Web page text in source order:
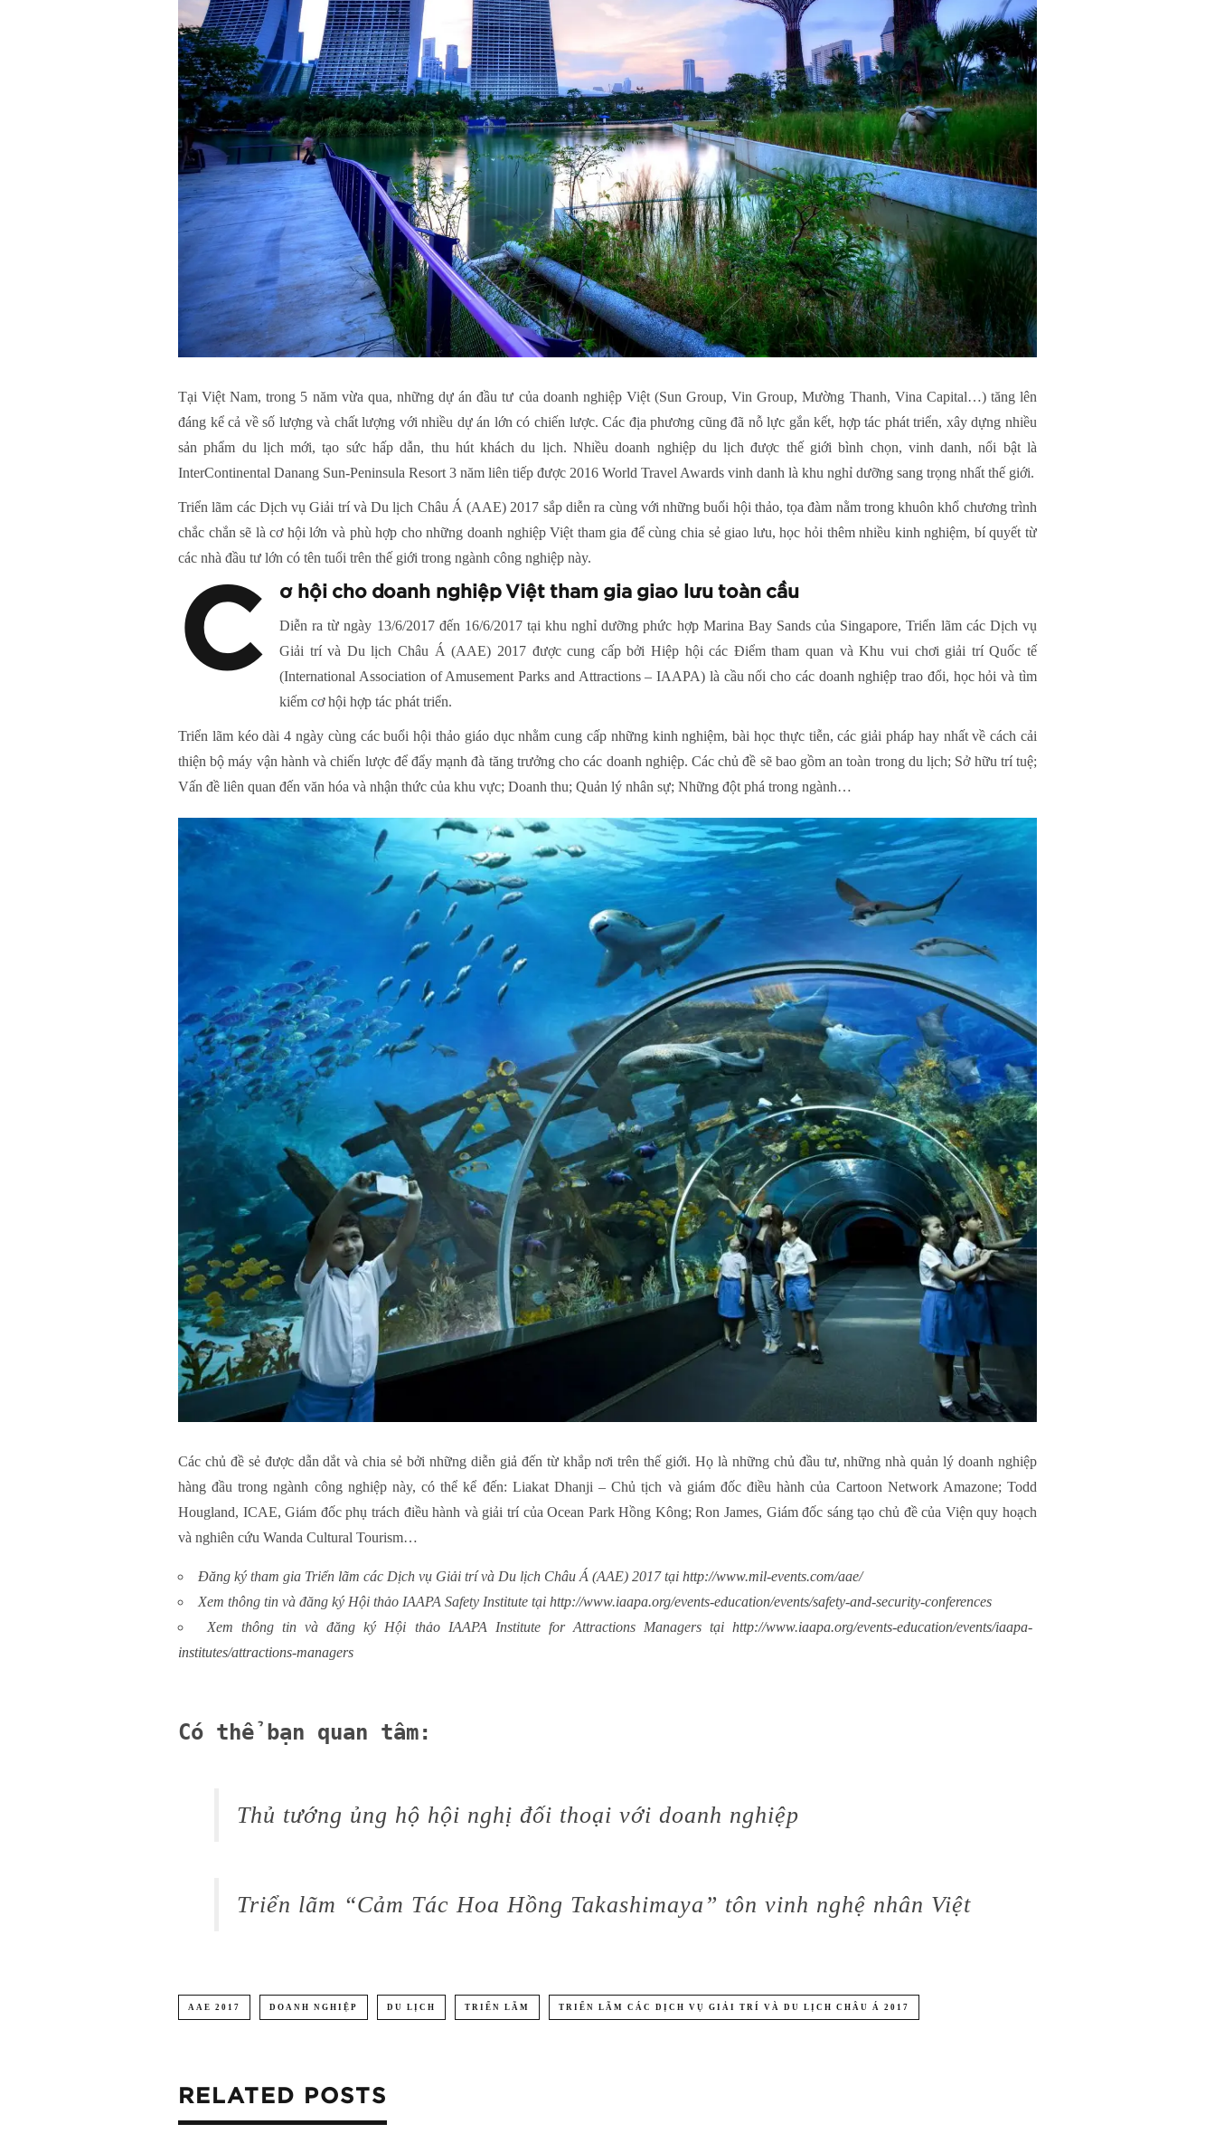
Tại Việt Nam, trong 5 năm vừa qua, những dự án đầu tư của doanh nghiệp Việt (Sun Group, Vin Group, Mường Thanh, Vina Capital…) tăng lên
đáng kể cả về số lượng và chất lượng với nhiều dự án lớn có chiến lược. Các địa phương cũng đã nỗ lực gắn kết, hợp tác phát triển, xây dựng nhiều
sản phẩm du lịch mới, tạo sức hấp dẫn, thu hút khách du lịch. Nhiều doanh nghiệp du lịch được thế giới bình chọn, vinh danh, nổi bật là
InterContinental Danang Sun-Peninsula Resort 3 năm liên tiếp được 2016 World Travel Awards vinh danh là khu nghỉ dưỡng sang trọng nhất thế giới.
Triển lãm các Dịch vụ Giải trí và Du lịch Châu Á (AAE) 2017 sắp diễn ra cùng với những buổi hội thảo, tọa đàm nằm trong khuôn khổ chương trình
chắc chắn sẽ là cơ hội lớn và phù hợp cho những doanh nghiệp Việt tham gia để cùng chia sẻ giao lưu, học hỏi thêm nhiều kinh nghiệm, bí quyết từ
các nhà đầu tư lớn có tên tuổi trên thế giới trong ngành công nghiệp này.
C ơ hội cho doanh nghiệp Việt tham gia giao lưu toàn cầu
Diễn ra từ ngày 13/6/2017 đến 16/6/2017 tại khu nghỉ dưỡng phức hợp Marina Bay Sands của Singapore, Triển lãm các Dịch vụ
Giải trí và Du lịch Châu Á (AAE) 2017 được cung cấp bởi Hiệp hội các Điểm tham quan và Khu vui chơi giải trí Quốc tế
(International Association of Amusement Parks and Attractions – IAAPA) là cầu nối cho các doanh nghiệp trao đổi, học hỏi và tìm
kiếm cơ hội hợp tác phát triển.
Triển lãm kéo dài 4 ngày cùng các buổi hội thảo giáo dục nhằm cung cấp những kinh nghiệm, bài học thực tiễn, các giải pháp hay nhất về cách cải
thiện bộ máy vận hành và chiến lược để đẩy mạnh đà tăng trưởng cho các doanh nghiệp. Các chủ đề sẽ bao gồm an toàn trong du lịch; Sở hữu trí tuệ;
Vấn đề liên quan đến văn hóa và nhận thức của khu vực; Doanh thu; Quản lý nhân sự; Những đột phá trong ngành…
Các chủ đề sẻ được dẫn dắt và chia sẻ bởi những diễn giả đến từ khắp nơi trên thế giới. Họ là những chủ đầu tư, những nhà quản lý doanh nghiệp
hàng đầu trong ngành công nghiệp này, có thể kể đến: Liakat Dhanji – Chủ tịch và giám đốc điều hành của Cartoon Network Amazone; Todd
Hougland, ICAE, Giám đốc phụ trách điều hành và giải trí của Ocean Park Hồng Kông; Ron James, Giám đốc sáng tạo chủ đề của Viện quy hoạch
và nghiên cứu Wanda Cultural Tourism…
Đăng ký tham gia Triển lãm các Dịch vụ Giải trí và Du lịch Châu Á (AAE) 2017 tại http://www.mil-events.com/aae/
Xem thông tin và đăng ký Hội thảo IAAPA Safety Institute tại http://www.iaapa.org/events-education/events/safety-and-security-conferences
Xem thông tin và đăng ký Hội thảo IAAPA Institute for Attractions Managers tại http://www.iaapa.org/events-education/events/iaapa-
institutes/attractions-managers
Có thể bạn quan tâm:
Thủ tướng ủng hộ hội nghị đối thoại với doanh nghiệp
Triển lãm “Cảm Tác Hoa Hồng Takashimaya” tôn vinh nghệ nhân Việt
AAE 2017 DOANH NGHIỆP DU LỊCH TRIỂN LÃM TRIỂN LÃM CÁC DỊCH VỤ GIẢI TRÍ VÀ DU LỊCH CHÂU Á 2017
RELATED POSTS